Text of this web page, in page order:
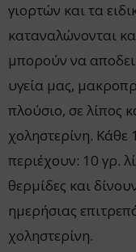
γιορτών και τα
καταναλώνονται
μπορούν να
υγεία μας,
πλούσιο, σε λίπος
χοληστερίνη.
περιέχουν: 10 γρ.
θερμίδες και
ημερήσιας
χοληστερίνη.